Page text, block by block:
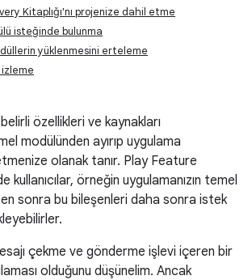
Kitaplığı'nı projenize dahil etme
isteğinde bulunma
yüklenmesini erteleme
özellikleri ve kaynakları
modülünden ayırıp uygulama
olanak tanır. Play Feature
kullanıcılar, örneğin uygulamanızın temel
sonra bu bileşenleri daha sonra istek
çekme ve gönderme işlevi içeren bir
olduğunu düşünelim. Ancak